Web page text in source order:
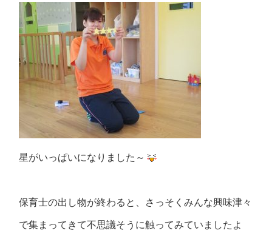
星がいっぱいになりました～
保育士の出し物が終わると、さっそくみんな興味津々
で集まってきて不思議そうに触ってみていましたよ